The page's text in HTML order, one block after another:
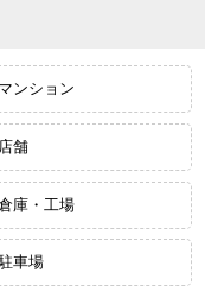
マンション
店舗
庫・工場
車場